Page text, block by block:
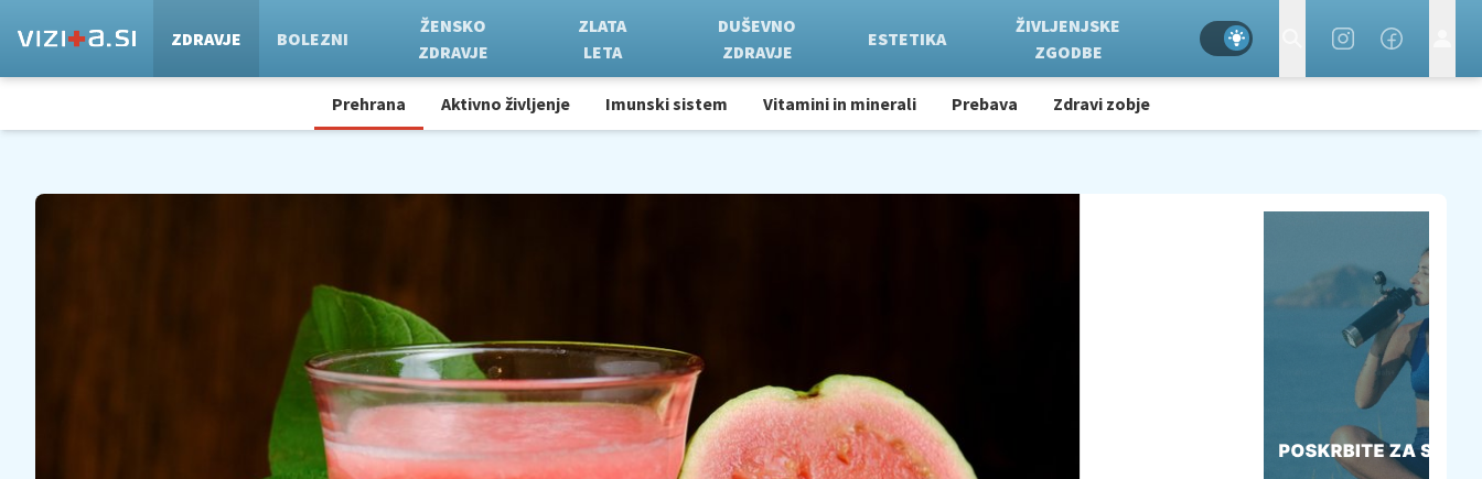
ZDRAVJE BOLEZNI
ŽENSKO
ZDRAVJE
ZLATA
LETA
DUŠEVNO
ZDRAVJE
ESTETIKA
ŽIVLJENJSKE
ZGODBE
Prehrana Aktivno življenje Imunski sistem Vitamini in minerali Prebava Zdravi zobje